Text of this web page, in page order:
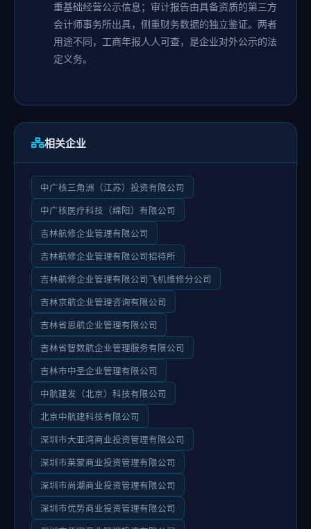
重基础经营公示信息；审计报告由具备资质的第三方
会计师事务所出具，侧重财务数据的独立鉴证。两者
用途不同，工商年报人人可查，是企业对外公示的法
定义务。
相关企业
中广核三角洲（江苏）投资有限公司
中广核医疗科技（绵阳）有限公司
吉林航修企业管理有限公司
吉林航修企业管理有限公司招待所
吉林航修企业管理有限公司飞机维修分公司
吉林京航企业管理咨询有限公司
吉林省思航企业管理有限公司
吉林省智数航企业管理服务有限公司
吉林市中圣企业管理有限公司
中航建发（北京）科技有限公司
北京中航建科技有限公司
深圳市大亚湾商业投资管理有限公司
深圳市莱蒙商业投资管理有限公司
深圳市尚潮商业投资管理有限公司
深圳市优势商业投资管理有限公司